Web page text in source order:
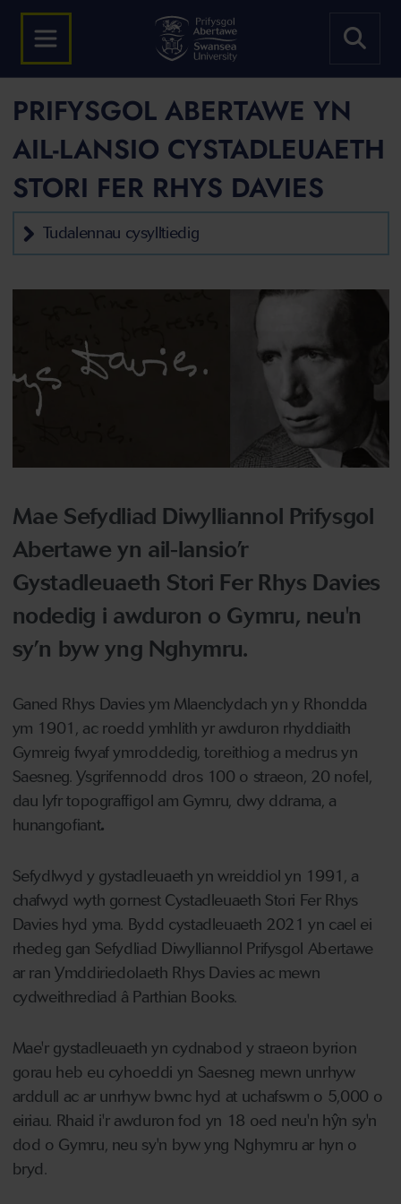
PRIFYSGOL ABERTAWE YN
AIL-LANSIO CYSTADLEUAETH
STORI FER RHYS DAVIES
Tudalennau cysylltiedig
Mae Sefydliad Diwylliannol Prifysgol
Abertawe yn ail-lansio’r
Gystadleuaeth Stori Fer Rhys Davies
nodedig i awduron o Gymru, neu'n
sy’n byw yng Nghymru.
Ganed Rhys Davies ym Mlaenclydach yn y Rhondda
ym 1901, ac roedd ymhlith yr awduron rhyddiaith
Gymreig fwyaf ymroddedig, toreithiog a medrus yn
Saesneg. Ysgrifennodd dros 100 o straeon, 20 nofel,
dau lyfr topograffigol am Gymru, dwy ddrama, a
hunangofiant.
Sefydlwyd y gystadleuaeth yn wreiddiol yn 1991, a
chafwyd wyth gornest Cystadleuaeth Stori Fer Rhys
Davies hyd yma. Bydd cystadleuaeth 2021 yn cael ei
rhedeg gan Sefydliad Diwylliannol Prifysgol Abertawe
ar ran Ymddiriedolaeth Rhys Davies ac mewn
cydweithrediad â Parthian Books.
Mae'r gystadleuaeth yn cydnabod y straeon byrion
gorau heb eu cyhoeddi yn Saesneg mewn unrhyw
arddull ac ar unrhyw bwnc hyd at uchafswm o 5,000 o
eiriau. Rhaid i'r awduron fod yn 18 oed neu'n hŷn sy'n
dod o Gymru, neu sy'n byw yng Nghymru ar hyn o
bryd.